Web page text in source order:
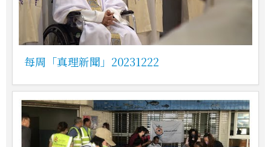
每周「真理新聞」20231222